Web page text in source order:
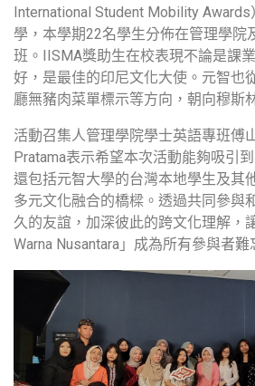
International Student Mobility Awards
學，本學期22名學生分佈在管理學院
班。 IISMA獎助生在校表現不論是課
好，是最佳的印尼文化大使。元智也
廳無豬肉菜單標示等方向，朝向穆斯
活動召集人管理學院學士英語專班傅
Pratama表示希望本次活動能夠吸引
還包括元智大學的台灣本地學生及其
多元文化融合的橋樑。透過共同參與
久的友誼，加深彼此的跨文化理解，
Warna Nusantara 」成為所有參與者難